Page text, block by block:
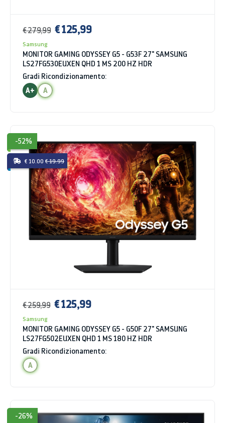
€ 279,99 € 125,99
Samsung
MONITOR GAMING ODYSSEY G5 - G53F 27" SAMSUNG
LS27FG530EUXEN QHD 1 MS 200 HZ HDR
Gradi Ricondizionamento:
A+
A
-52%
€ 10.00 € 19.99
€ 259,99 € 125,99
Samsung
MONITOR GAMING ODYSSEY G5 - G50F 27" SAMSUNG
LS27FG502EUXEN QHD 1 MS 180 HZ HDR
Gradi Ricondizionamento:
A
-26%